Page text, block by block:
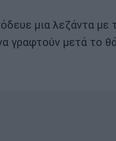
μια λεζάντα με
γραφτούν μετά το